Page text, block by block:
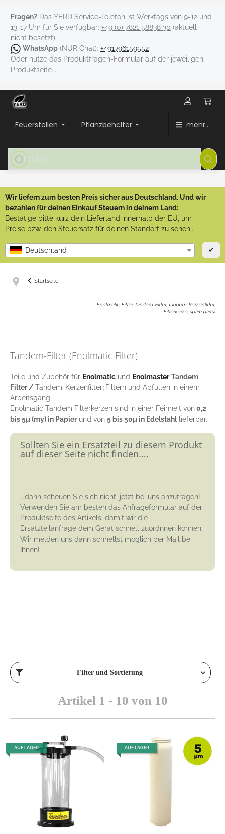
Fragen? Das YERD Service-Telefon ist Werktags von 9-12 und
13-17 Uhr für Sie verfügbar: +49 (0) 7821 58838 30 (aktuell
nicht besetzt).
WhatsApp (NUR Chat): +491796159552
Oder nutze das Produktfragen-Formular auf der jeweiligen
Produktseite...
Feuerstellen Pflanzbehälter mehr...
Wir liefern zum besten Preis sicher aus Deutschland. Und wir
bezahlen für deinen Einkauf Steuern in deinem Land:
Bestätige bitte kurz dein Lieferland innerhalb der EU, um
Preise bzw. den Steuersatz für deinen Standort zu sehen...
Deutschland ✔
Startseite
Enolmatic, Filter, Tandem-Filter, Tandem-Kerzenfilter,
Filterkerze, spare parts:
Tandem-Filter (Enolmatic Filter)
Teile und Zubehör für Enolmatic und Enolmaster Tandem
Filter / Tandem-Kerzenfilter: Filtern und Abfüllen in einem
Arbeitsgang.
Enolmatic Tandem Filterkerzen sind in einer Feinheit von0,2
bis 5µ (my) in Papierund von 5 bis 50µ in Edelstahllieferbar.
Sollten Sie ein Ersatzteil zu diesem Produkt
auf dieser Seite nicht finden....
...dann scheuen Sie sich nicht, jetzt bei uns anzufragen!
Verwenden Sie am besten das Anfrageformular auf der
Produktseite des Artikels, damit wir die
Ersatzteilanfrage dem Gerät schnell zuordnnen können.
Wir melden uns dann schnellst möglich per Mail bei
Ihnen!
Filter und Sortierung
Artikel 1 - 10 von 10
AUF LAGER AUF LAGER